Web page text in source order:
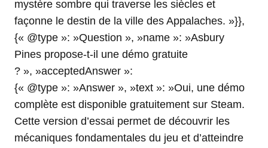
mystère sombre qui traverse les siècles et
façonne le destin de la ville des Appalaches. »}},
{« @type »: »Question », »name »: »Asbury
Pines propose-t-il une démo gratuite
? », »acceptedAnswer »:
{« @type »: »Answer », »text »: »Oui, une démo
complète est disponible gratuitement sur Steam.
Cette version d’essai permet de découvrir les
mécaniques fondamentales du jeu et d’atteindre